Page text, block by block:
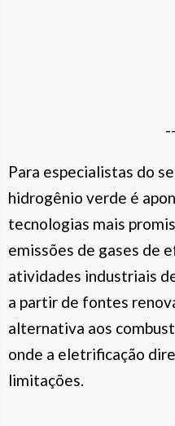
Para especialistas do
hidrogênio verde é
tecnologias mais
emissões de gases de
atividades industriais
a partir de fontes
alternativa aos
onde a eletrificação
limitações.